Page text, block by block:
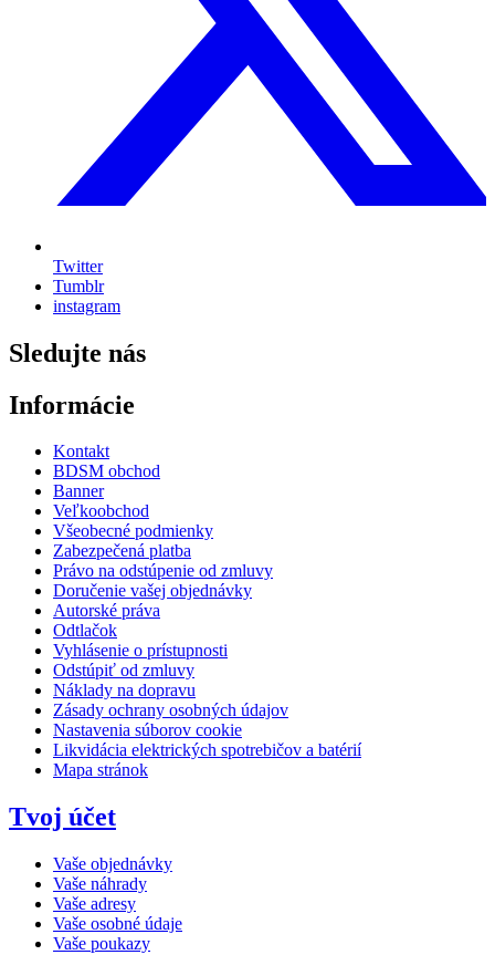
Twitter
Tumblr
instagram
Sledujte nás
Informácie
Kontakt
BDSM obchod
Banner
Veľkoobchod
Všeobecné podmienky
Zabezpečená platba
Právo na odstúpenie od zmluvy
Doručenie vašej objednávky
Autorské práva
Odtlačok
Vyhlásenie o prístupnosti
Odstúpiť od zmluvy
Náklady na dopravu
Zásady ochrany osobných údajov
Nastavenia súborov cookie
Likvidácia elektrických spotrebičov a batérií
Mapa stránok
Tvoj účet
Vaše objednávky
Vaše náhrady
Vaše adresy
Vaše osobné údaje
Vaše poukazy